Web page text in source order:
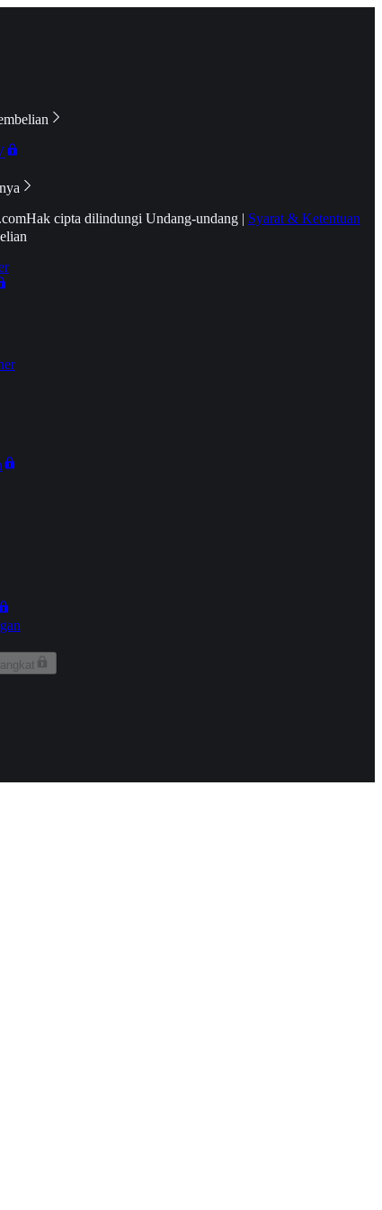
Hak cipta dilindungi Undang-undang | Syarat & Ketentuan